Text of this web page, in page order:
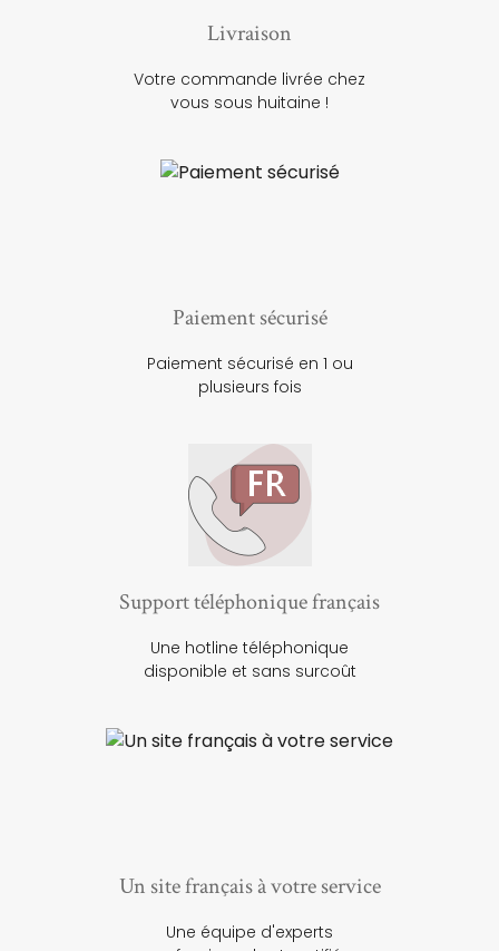
Livraison
Votre commande livrée chez
vous sous huitaine !
Paiement sécurisé
Paiement sécurisé en 1 ou
plusieurs fois
Support téléphonique français
Une hotline téléphonique
disponible et sans surcoût
Un site français à votre service
Une équipe d'experts